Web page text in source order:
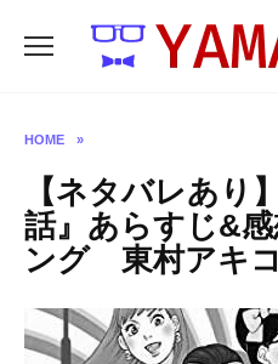
HOME »
【ネタバレあり
話』あらすじ&
ング 東村アキコ